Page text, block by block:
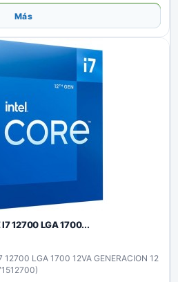
Añadir
Más
I7 12700 LGA 1700...
12700 LGA 1700 12VA GENERACION 12